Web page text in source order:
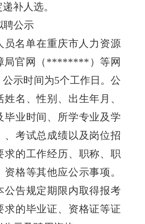
补人选。
聘公示
员名单在重庆市人力资源
局官网 （ ******** ）等网
示时间为5个工作日。公
名、性别、出生年月、
毕业时间、所学专业及学
、考试总成绩以及岗位招
求的工作经历、职称、职
资格等其他应公示事项。
公告规定期限内取得报考
求的毕业证、资格证等证